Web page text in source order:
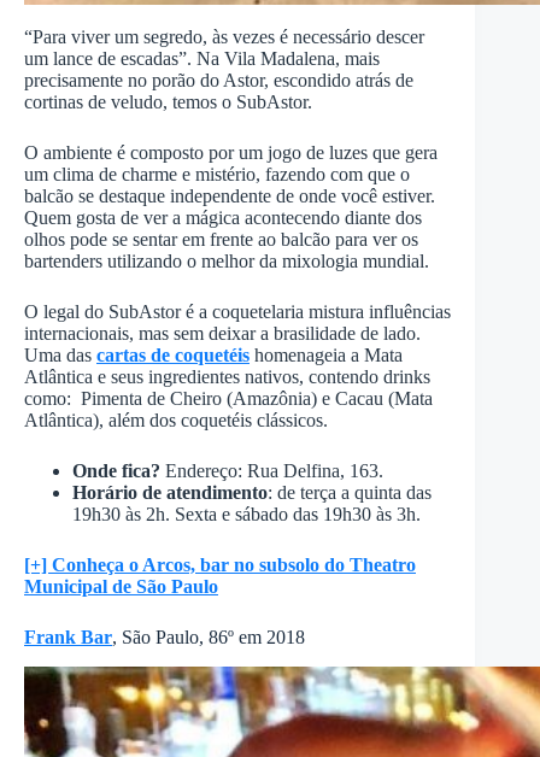
“Para viver um segredo, às vezes é necessário descer
um lance de escadas”. Na Vila Madalena, mais
precisamente no porão do Astor, escondido atrás de
cortinas de veludo, temos o SubAstor.
O ambiente é composto por um jogo de luzes que gera
um clima de charme e mistério, fazendo com que o
balcão se destaque independente de onde você estiver.
Quem gosta de ver a mágica acontecendo diante dos
olhos pode se sentar em frente ao balcão para ver os
bartenders utilizando o melhor da mixologia mundial.
O legal do SubAstor é a coquetelaria mistura influências
internacionais, mas sem deixar a brasilidade de lado.
Uma das cartas de coquetéis homenageia a Mata
Atlântica e seus ingredientes nativos, contendo drinks
como: Pimenta de Cheiro (Amazônia) e Cacau (Mata
Atlântica), além dos coquetéis clássicos.
Onde fica? Endereço: Rua Delfina, 163.
Horário de atendimento: de terça a quinta das
19h30 às 2h. Sexta e sábado das 19h30 às 3h.
[+] Conheça o Arcos, bar no subsolo do Theatro
Municipal de São Paulo
Frank Bar, São Paulo, 86º em 2018